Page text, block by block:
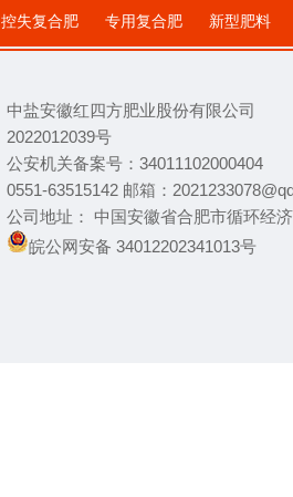
作物
控失复合肥 专用复合肥 新型肥料
中盐安徽红四方肥业股份有限公司
2022012039号
公安机关备案号：34011102000404
0551-63515142 邮箱：
公司地址： 中国安徽省合肥市循环经
皖公网安备 34012202341013号